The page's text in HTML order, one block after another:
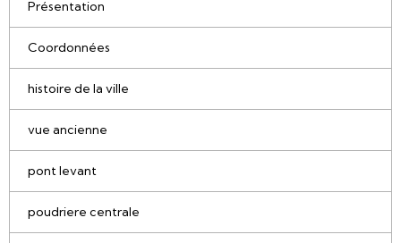
Présentation
Coordonnées
histoire de la ville
vue ancienne
pont levant
poudriere centrale